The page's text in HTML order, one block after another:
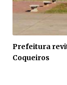
Prefeitura
Coqueiros